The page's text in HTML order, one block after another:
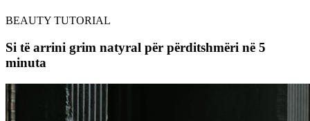
BEAUTY TUTORIAL
Si të arrini grim natyral për përditshmëri në 5
minuta